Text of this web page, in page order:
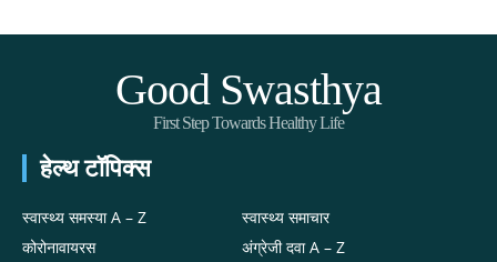
Good Swasthya
First Step Towards Healthy Life
हेल्थ टॉपिक्स
स्वास्थ्य समस्या A – Z
कोरोनावायरस
स्वास्थ्य समाचार
अंग्रेजी दवा A – Z